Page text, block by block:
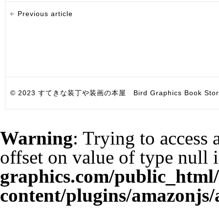
Previous article
© 2023 すてきな装丁や装画の本屋 Bird Graphics Book
Warning: Trying to access
offset on value of type null
graphics.com/
content/plugins/